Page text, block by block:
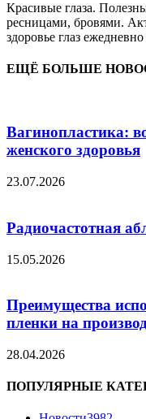
Красивые глаза.
ресницами, бровями.
здоровье глаз
ЕЩЁ БОЛЬШЕ
Вагинопластика:
женского здоровья
23.07.2026
Радиочастотная
15.05.2026
Преимущества
пленки на
28.04.2026
ПОПУЛЯРНЫЕ